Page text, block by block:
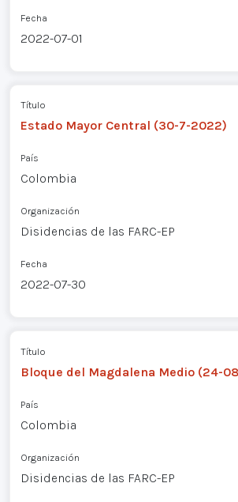
Fecha
2022-07-01
Título
Estado Mayor Central (30-7-2022)
País
Colombia
Organización
Disidencias de las FARC-EP
Fecha
2022-07-30
Título
Bloque del Magdalena Medio (24-
País
Colombia
Organización
Disidencias de las FARC-EP